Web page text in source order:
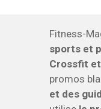
Fitness-
sports et
Crossfit
promos
et des